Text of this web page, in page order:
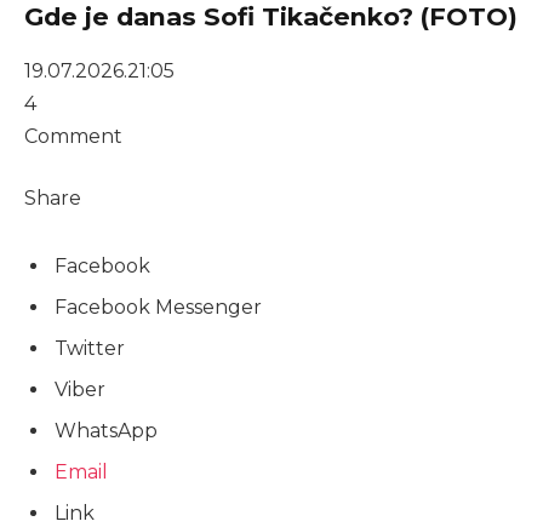
Gde je danas Sofi Tikačenko? (FOTO)
19.07.2026.21:05
4
Comment
Share
Facebook
Facebook Messenger
Twitter
Viber
WhatsApp
Email
Link